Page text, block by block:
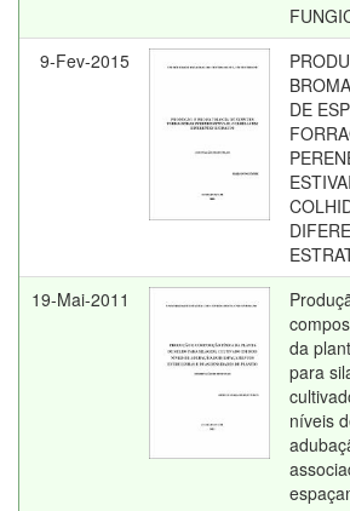
9-Fev-2015
DE
19-Mai-2011
da
para
níveis